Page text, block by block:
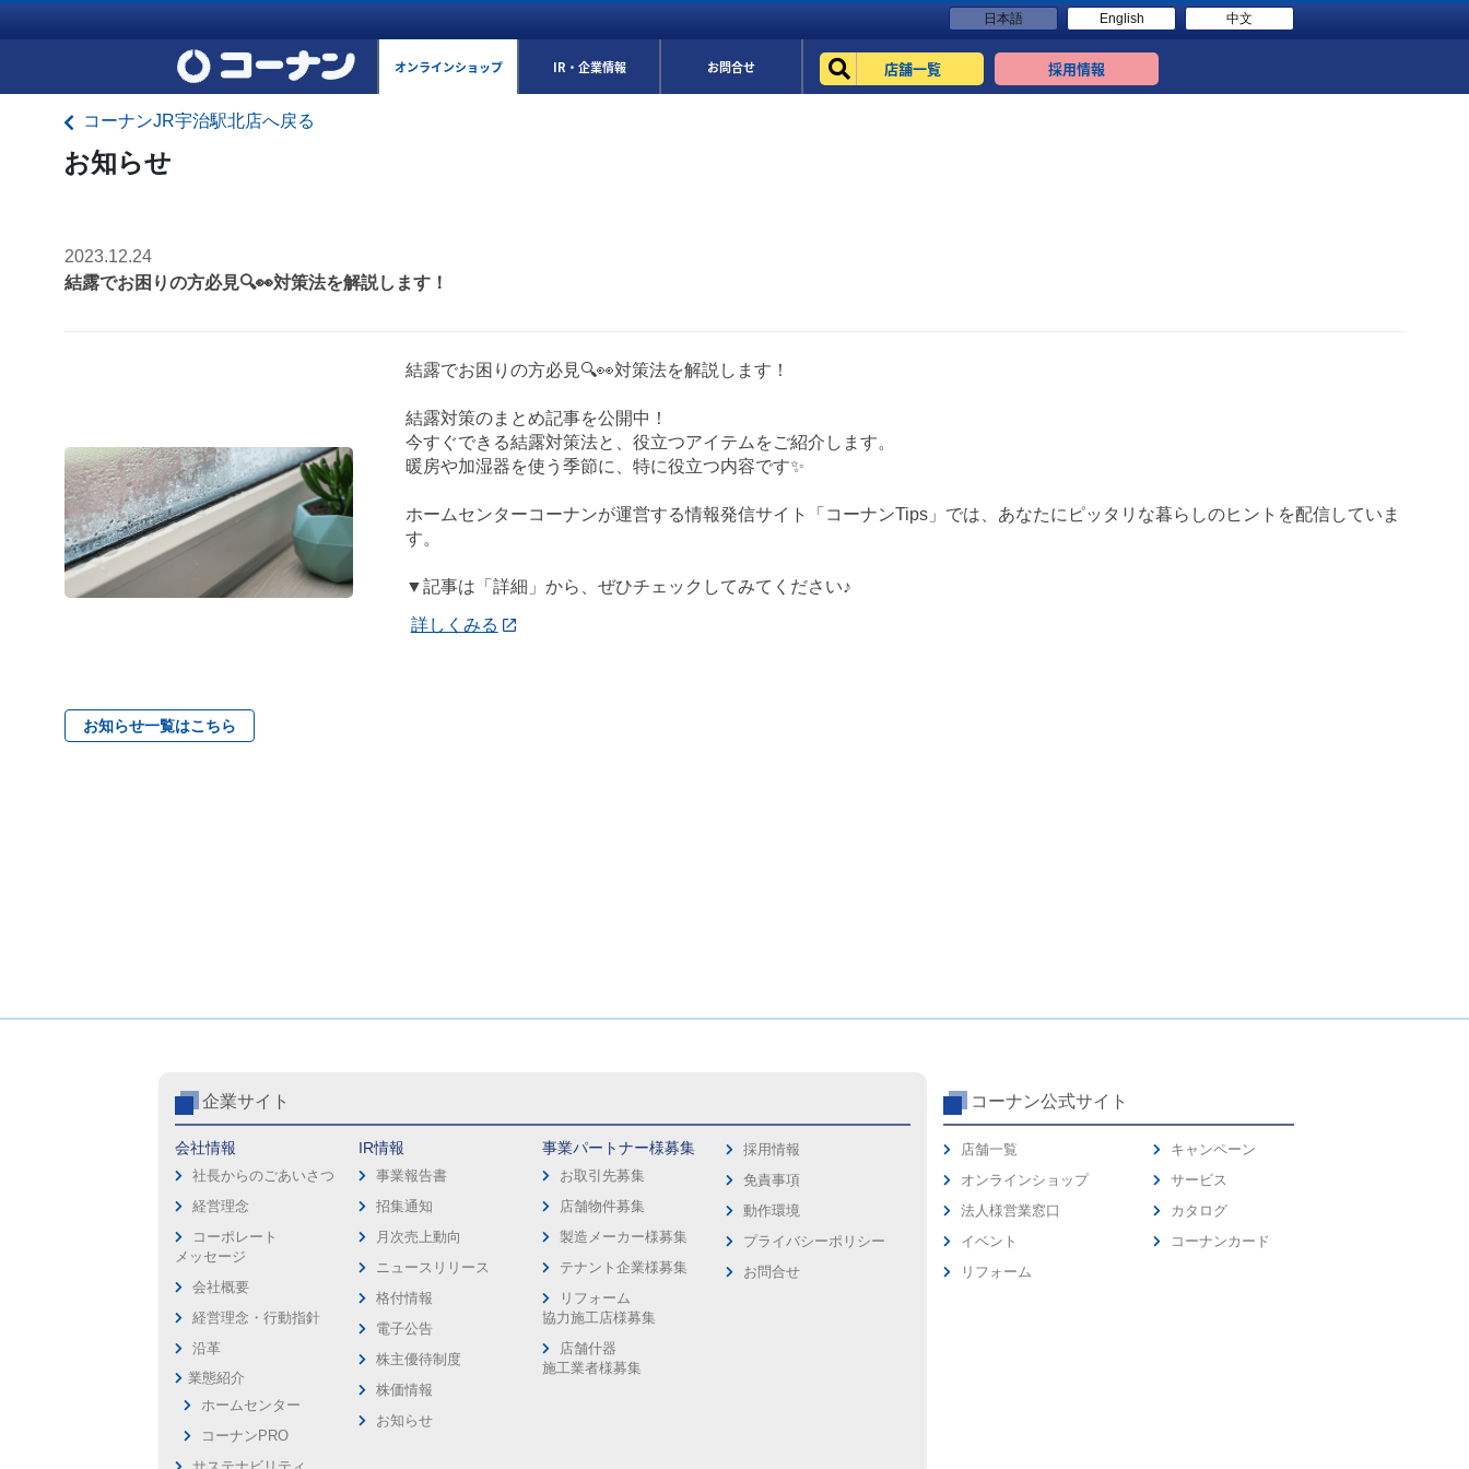
日本語 English 中文
オンラインショップ IR・企業情報 お問合せ 店舗一覧 採用情報
コーナンJR宇治駅北店へ戻る
お知らせ
2023.12.24
結露でお困りの方必見🔍👀対策法を解説します！
結露でお困りの方必見🔍👀対策法を解説します！
結露対策のまとめ記事を公開中！
今すぐできる結露対策法と、役立つアイテムをご紹介します。
暖房や加湿器を使う季節に、特に役立つ内容です✨
ホームセンターコーナンが運営する情報発信サイト「コーナンTips」では、あなたにピッタリな暮らしのヒントを配信していま
す。
▼記事は「詳細」から、ぜひチェックしてみてください♪
詳しくみる
お知らせ一覧はこちら
企業サイト
会社情報
社長からのごあいさつ
経営理念
コーポレート
メッセージ
会社概要
経営理念・行動指針
沿革
業態紹介
ホームセンター
コーナンPRO
IR情報
事業報告書
招集通知
月次売上動向
ニュースリリース
格付情報
電子公告
株主優待制度
株価情報
お知らせ
事業パートナー様募集
お取引先募集
店舗物件募集
製造メーカー様募集
テナント企業様募集
リフォーム
協力施工店様募集
店舗什器
施工業者様募集
採用情報
免責事項
動作環境
プライバシーポリシー
お問合せ
コーナン公式サイト
店舗一覧
オンラインショップ
法人様営業窓口
イベント
リフォーム
キャンペーン
サービス
カタログ
コーナンカード